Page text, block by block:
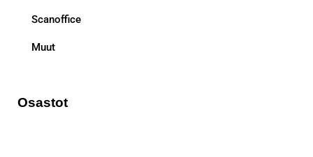
Scanoffice
Muut
Osastot